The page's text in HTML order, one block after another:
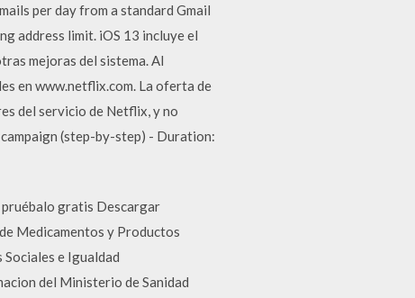
per day from a standard Gmail
address limit. iOS 13 incluye el
mejoras del sistema. Al
en www.netflix.com. La oferta de
del servicio de Netflix, y no
(step-by-step) - Duration:
gratis Descargar
Medicamentos y Productos
e Igualdad
del Ministerio de Sanidad